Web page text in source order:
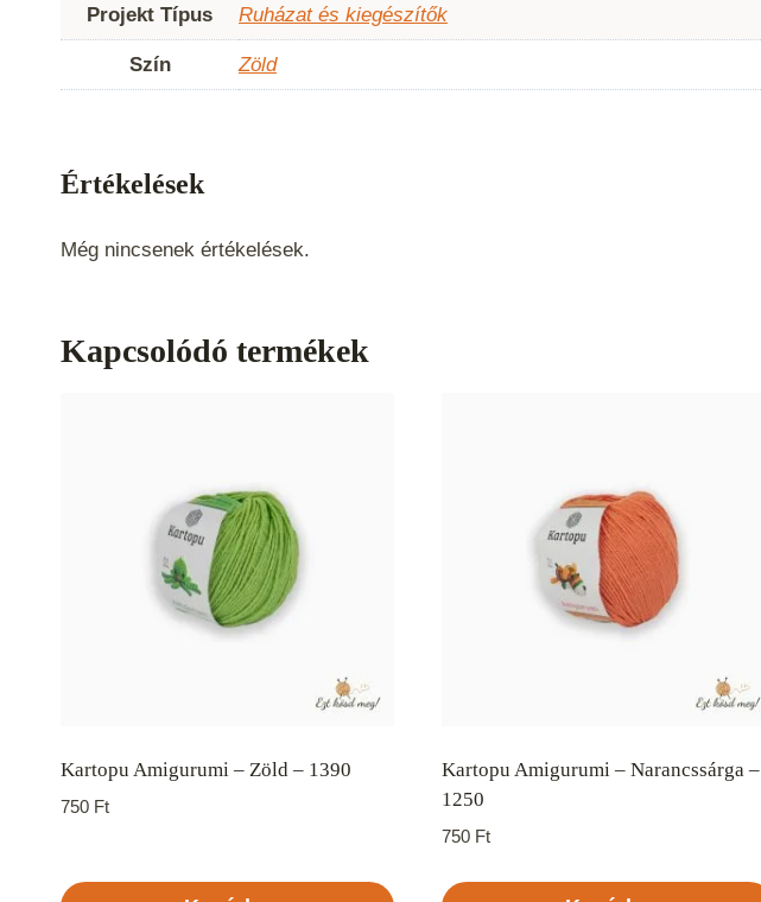
Projekt Típus Ruházat és kiegészítők
Szín Zöld
Értékelések
Még nincsenek értékelések.
Kapcsolódó termékek
Kartopu Amigurumi – Zöld – 1390
750 Ft
Kartopu Amigurumi – Narancssárga –
1250
750 Ft